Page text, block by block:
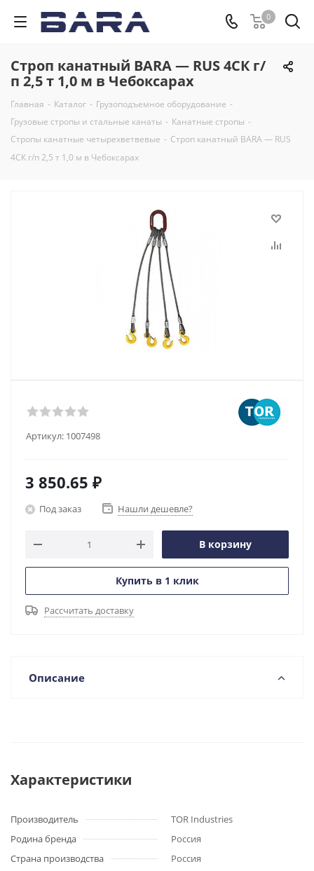
0
Строп канатный BARA — RUS 4СК г/
п 2,5 т 1,0 м в Чебоксарах
Главная - Каталог - Грузоподъемное оборудование -
Грузовые стропы и стальные канаты - Канатные стропы -
Стропы канатные четырехветвевые - Строп канатный BARA — RUS
4СК г/п 2,5 т 1,0 м в Чебоксарах
Артикул: 1007498
3 850.65 ₽
Под заказ Нашли дешевле?
В корзину
Купить в 1 клик
Рассчитать доставку
Описание
Характеристики
Производитель
TOR Industries
Родина бренда
Россия
Страна производства
Россия